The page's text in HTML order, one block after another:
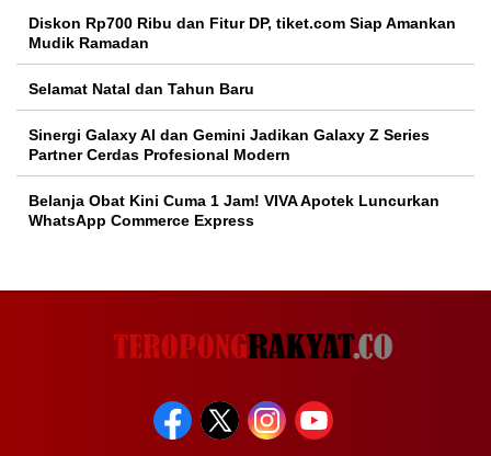
Diskon Rp700 Ribu dan Fitur DP, tiket.com Siap Amankan
Mudik Ramadan
Selamat Natal dan Tahun Baru
Sinergi Galaxy AI dan Gemini Jadikan Galaxy Z Series
Partner Cerdas Profesional Modern
Belanja Obat Kini Cuma 1 Jam! VIVA Apotek Luncurkan
WhatsApp Commerce Express